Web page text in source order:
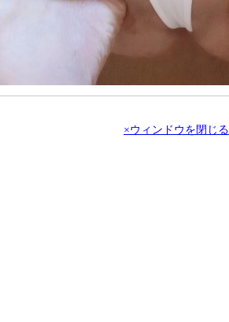
×ウィンドウを閉じる